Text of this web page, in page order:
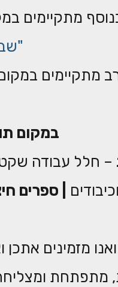
מתקיימים
מתקיימים במקום
במקום
– חלל עבודה
ספרים
מזמינים